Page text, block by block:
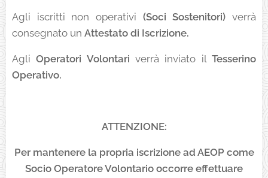
Agli iscritti non operativi (Soci Sostenitori)verrà
consegnato un Attestato di Iscrizione.
AgliOperatori Volontariverrà inviato ilTesserino
Operativo.
ATTENZIONE:
Per mantenere la propria iscrizione ad AEOP come
Socio Operatore Volontario occorre effettuare